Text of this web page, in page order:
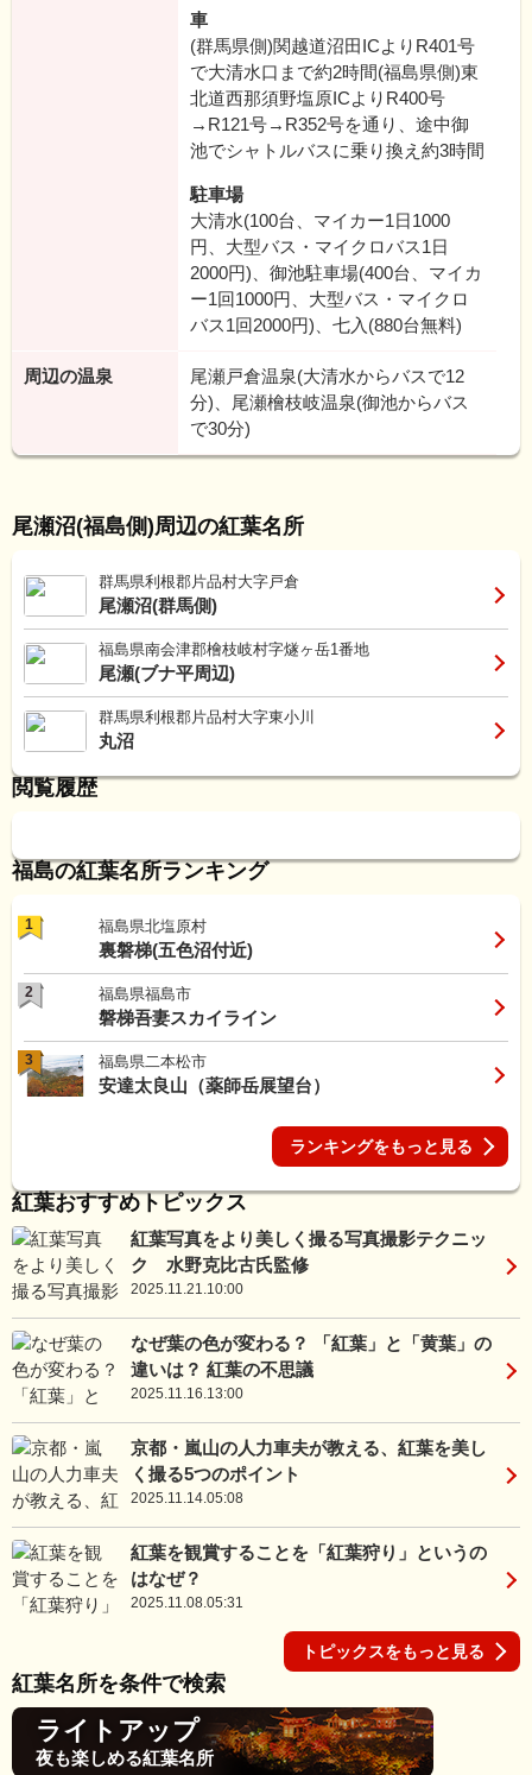
車
(群馬県側)関越道沼田ICよりR401号
で大清水口まで約2時間(福島県側)東
北道西那須野塩原ICよりR400号
→R121号→R352号を通り、途中御
池でシャトルバスに乗り換え約3時間
駐車場
大清水(100台、マイカー1日1000
円、大型バス・マイクロバス1日
2000円)、御池駐車場(400台、マイカ
ー1回1000円、大型バス・マイクロ
バス1回2000円)、七入(880台無料)
周辺の温泉
尾瀬戸倉温泉(大清水からバスで12
分)、尾瀬檜枝岐温泉(御池からバス
で30分)
尾瀬沼(福島側)周辺の紅葉名所
群馬県利根郡片品村大字戸倉
尾瀬沼(群馬側)
福島県南会津郡檜枝岐村字燧ヶ岳1番地
尾瀬(ブナ平周辺)
群馬県利根郡片品村大字東小川
丸沼
閲覧履歴
福島の紅葉名所ランキング
1 福島県北塩原村
裏磐梯(五色沼付近)
2 福島県福島市
磐梯吾妻スカイライン
3 福島県二本松市
安達太良山（薬師岳展望台）
ランキングをもっと見る
紅葉おすすめトピックス
紅葉写真をより美しく撮る写真撮影テクニッ
ク 水野克比古氏監修
2025.11.21.10:00
なぜ葉の色が変わる？ 「紅葉」と「黄葉」の
違いは？ 紅葉の不思議
2025.11.16.13:00
京都・嵐山の人力車夫が教える、紅葉を美し
く撮る5つのポイント
2025.11.14.05:08
紅葉を観賞することを「紅葉狩り」というの
はなぜ？
2025.11.08.05:31
トピックスをもっと見る
紅葉名所を条件で検索
ライトアップ
夜も楽しめる紅葉名所